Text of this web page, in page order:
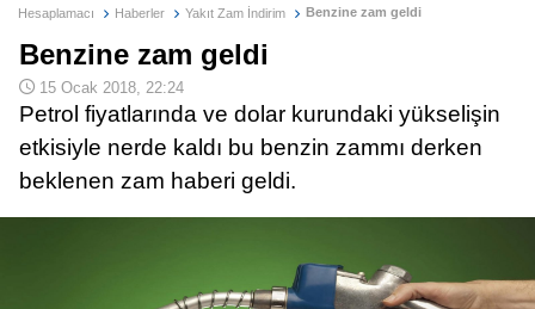
Hesaplamacı Haberler Yakıt Zam İndirim Benzine zam geldi
Benzine zam geldi
15 Ocak 2018, 22:24
Petrol fiyatlarında ve dolar kurundaki yükselişin
etkisiyle nerde kaldı bu benzin zammı derken
beklenen zam haberi geldi.